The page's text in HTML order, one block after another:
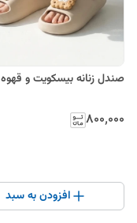
صندل زنانه بیسکویت و قهوه
۸۰۰٬۰۰۰
افزودن به سبد